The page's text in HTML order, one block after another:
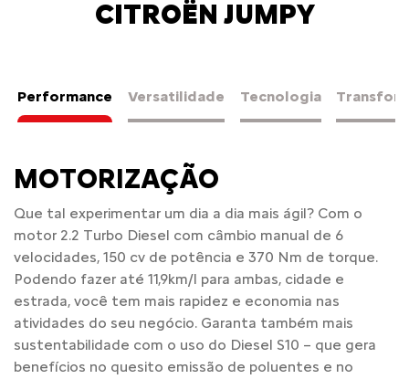
CITROËN JUMPY
Performance Versatilidade Tecnologia
MOTORIZAÇÃO
Que tal experimentar um dia a dia mais ágil? Com o
motor 2.2 Turbo Diesel com câmbio manual de 6
velocidades, 150 cv de potência e 370 Nm de torque.
Podendo fazer até 11,9km/l para ambas, cidade e
estrada, você tem mais rapidez e economia nas
atividades do seu negócio. Garanta também mais
sustentabilidade com o uso do Diesel S10 – que gera
benefícios no quesito emissão de poluentes e no